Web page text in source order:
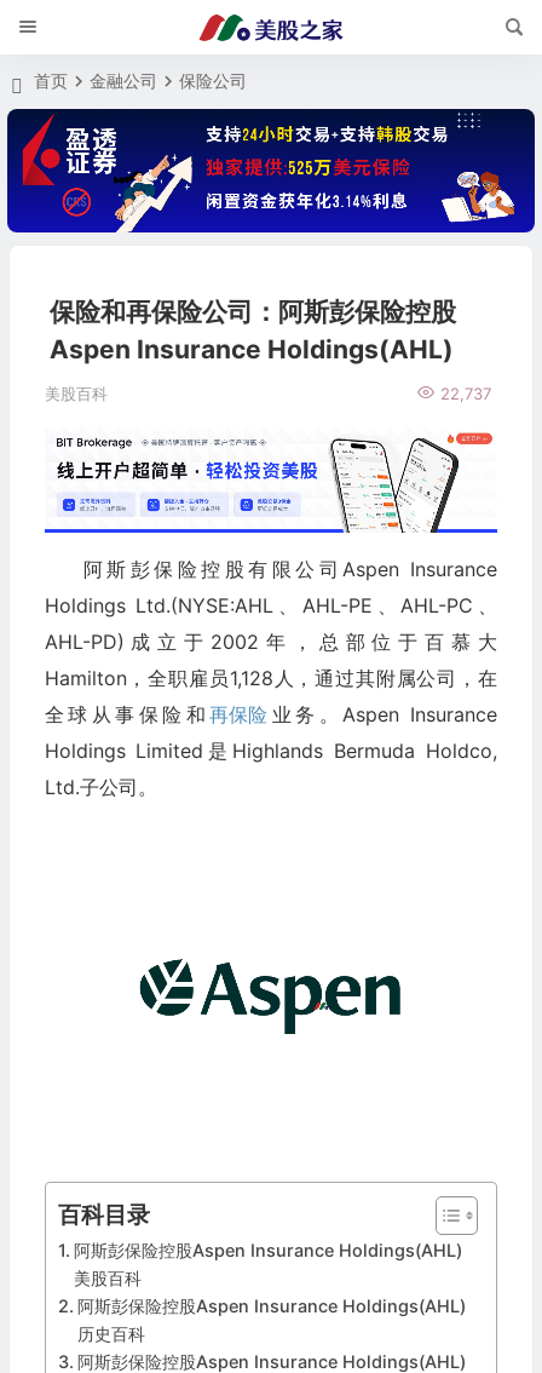
首页 金融公司 保险公司
保险和再保险公司：阿斯彭保险控股
Aspen Insurance Holdings(AHL)
美股百科 22,737
阿斯彭保险控股有限公司Aspen Insurance
Holdings Ltd.(NYSE:AHL、AHL-PE、AHL-PC、
AHL-PD)成立于2002年，总部位于百慕大
Hamilton，全职雇员1,128人，通过其附属公司，在
全球从事保险和再保险 业务。Aspen Insurance
Holdings Limited是Highlands Bermuda Holdco,
Ltd.子公司。
百科目录
阿斯彭保险控股Aspen Insurance Holdings(AHL)
美股百科
阿斯彭保险控股Aspen Insurance Holdings(AHL)
历史百科
阿斯彭保险控股Aspen Insurance Holdings(AHL)